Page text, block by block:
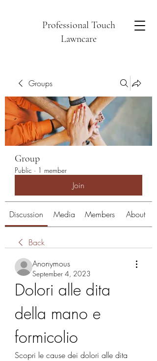
Professional Touch
Lawncare
Groups
Group
Public · 1 member
Join
Discussion Media Members About
Back
Anonymous
September 4, 2023
Dolori alle dita
della mano e
formicolio
Scopri le cause dei dolori alle dita